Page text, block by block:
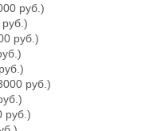
руб.)
руб.)
руб.)
руб.)